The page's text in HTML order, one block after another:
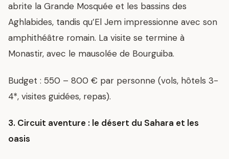
abrite la Grande Mosquée et les bassins des
Aghlabides, tandis qu’El Jem impressionne avec son
amphithéâtre romain. La visite se termine à
Monastir, avec le mausolée de Bourguiba.
Budget : 550 – 800 € par personne (vols, hôtels 3-
4*, visites guidées, repas).
3. Circuit aventure : le désert du Sahara et les
oasis